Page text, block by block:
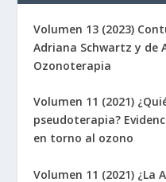
Volumen 13 (2023)
Adriana Schwartz y de
Ozonoterapia
Volumen 11 (2021)
pseudoterapia?
en torno al ozono
Volumen 11 (2021) ¿La